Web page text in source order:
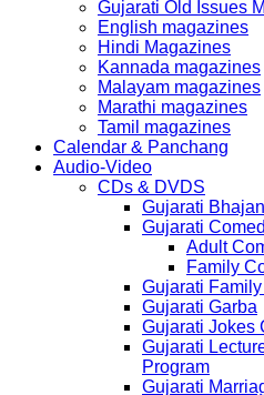
Gujarati Old Issues
English magazines
Hindi Magazines
Kannada magazines
Malayam magazines
Marathi magazines
Tamil magazines
Calendar & Panchang
Audio-Video
CDs & DVDS
Gujarati
Gujarati
Adult
Family
Gujarati
Gujarati Garba
Gujarati Jokes
Gujarati
Program
Gujarati